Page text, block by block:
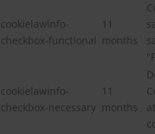
cookielawinfo-
checkbox-functional
11
months
cookielawinfo-
checkbox-necessary
11
months